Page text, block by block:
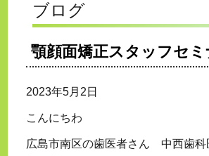
ブログ
顎顔面矯正スタッフセミ
2023年5月2日
こんにちわ
広島市南区の歯医者さん 中西歯